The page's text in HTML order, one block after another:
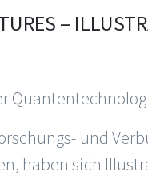
–
und
haben sich